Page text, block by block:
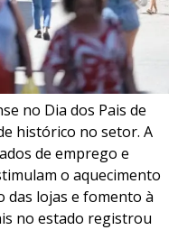
no Dia dos Pais de
histórico no setor. A
de emprego e
o aquecimento
das lojas e fomento à
no estado registrou